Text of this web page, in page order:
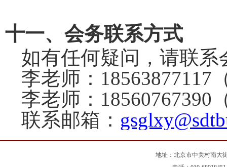
十一、会务联系方式
如有任何疑问，请联系
李老师： 18563877117
李老师： 18560767390
联系邮箱：
地址：北京市中关村南大